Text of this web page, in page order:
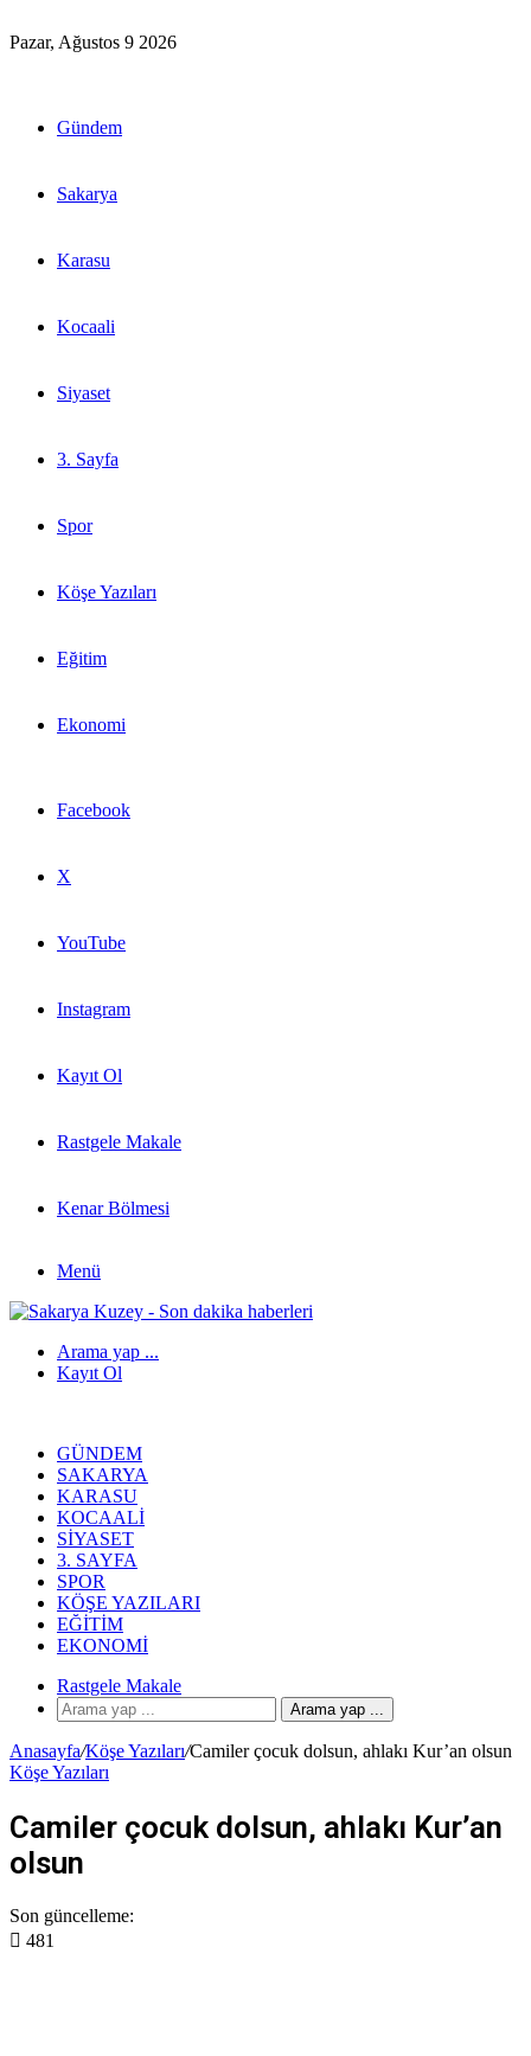
Pazar, Ağustos 9 2026
Gündem
Sakarya
Karasu
Kocaali
Siyaset
3. Sayfa
Spor
Köşe Yazıları
Eğitim
Ekonomi
Facebook
X
YouTube
Instagram
Kayıt Ol
Rastgele Makale
Kenar Bölmesi
Menü
Arama yap ...
Kayıt Ol
GÜNDEM
SAKARYA
KARASU
KOCAALI
SIYASET
3. SAYFA
SPOR
KÖŞE YAZILARI
EĞITIM
EKONOMI
Rastgele Makale
Arama yap ...
Anasayfa/Köşe Yazıları/Camiler çocuk dolsun, ahlakı Kur’an olsun
Köşe Yazıları
Camiler çocuk dolsun, ahlakı Kur’an
olsun
Son güncelleme:
481